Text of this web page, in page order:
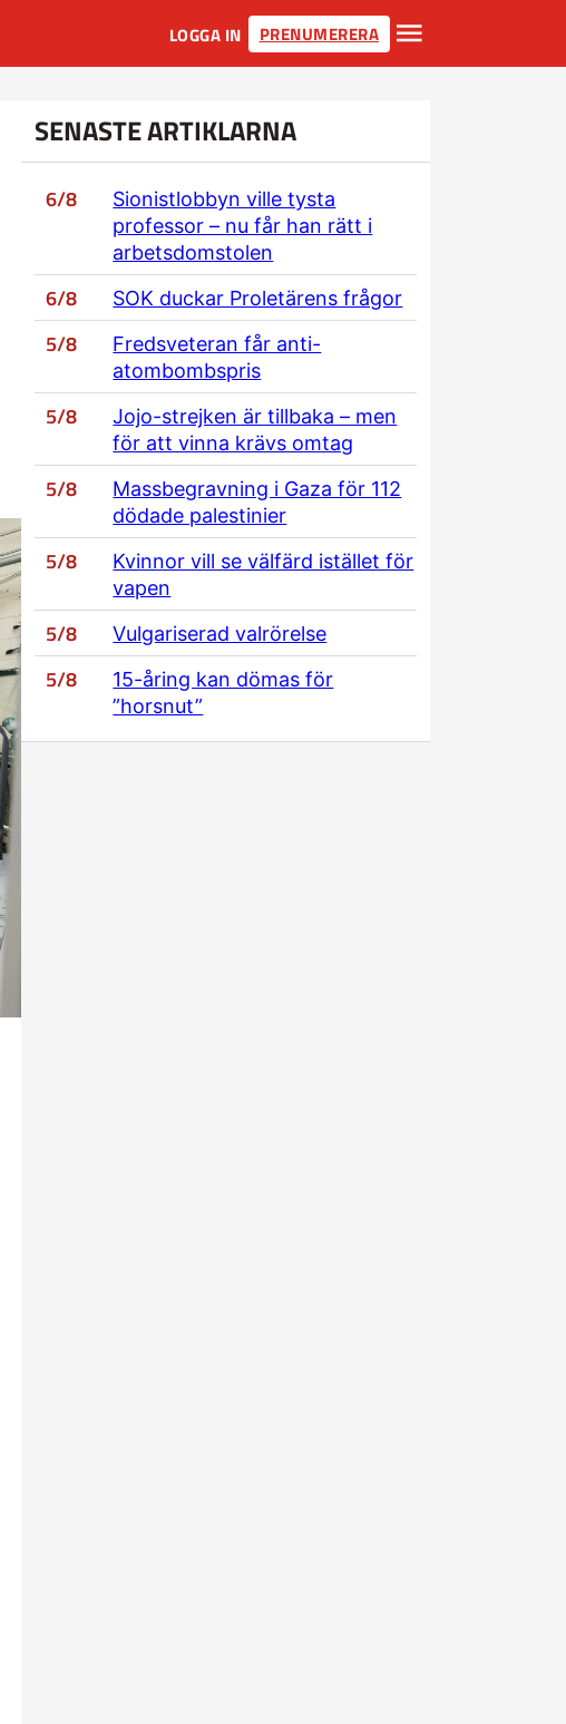
LOGGA IN PRENUMERERA
SENASTE ARTIKLARNA
6/8
Sionistlobbyn ville tysta
professor – nu får han rätt i
arbetsdomstolen
6/8 SOK duckar Proletärens frågor
5/8
Fredsveteran får anti-
atombombspris
5/8
Jojo-strejken är tillbaka – men
för att vinna krävs omtag
5/8
Massbegravning i Gaza för 112
dödade palestinier
5/8
Kvinnor vill se välfärd istället för
vapen
5/8 Vulgariserad valrörelse
5/8
15-åring kan dömas för
”horsnut”